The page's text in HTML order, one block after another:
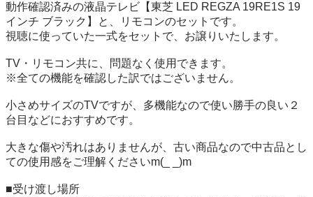
動作確認済みの液晶テレビ【東芝 LED REGZA 19RE1S 19
インチ ブラック】と、リモコンのセットです。
視聴に使っていた一式をセットで、お譲りいたします。
TV・リモコン共に、問題なく使用できます。
※全ての機能を確認した訳ではございません。
小さめサイズのTVですが、多機能なので使い勝手の良い２
台目などにおすすめです。
大きな傷や汚れはありませんが、古い商品なので中古品とし
ての使用感をご理解くださいm(_ _)m
■受け渡し場所